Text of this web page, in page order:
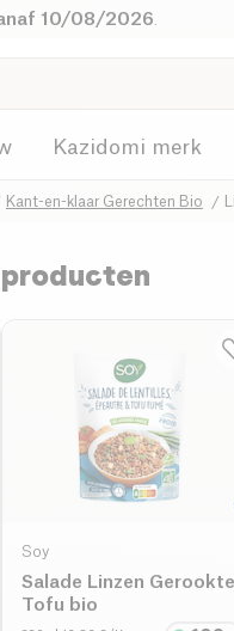
10/08/2026
Kazidomi merk
Kant-en-klaar Gerechten Bio
Soy
Salade Linzen Gerookte
Tofu bio